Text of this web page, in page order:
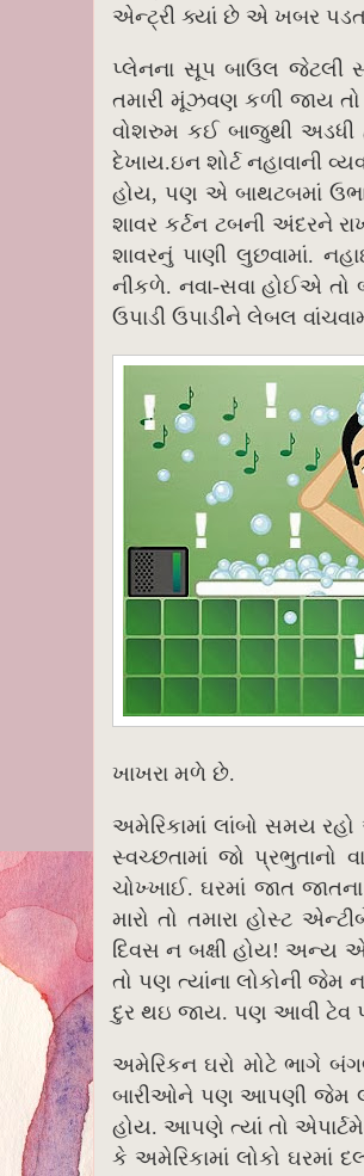
એન્ટ્રી ક્યાં છે એ ખબર
પ્લેનના સૂપ બાઉલ જેટલી
તમારી મૂંઝવણ કળી જાય
વોશરુમ કઈ બાજુથી
દેખાય.ઇન શોર્ટ નહાવાની
હોય, પણ એ બાથટબમાં ઉભા
શાવર કર્ટન ટબની અંદરને
શાવરનું પાણી લુછવામાં.
નીકળે. નવા-સવા હોઈએ
ઉપાડી ઉપાડીને લેબલ
ખાખરા મળે છે.
અમેરિકામાં લાંબો સમય
સ્વચ્છતામાં જો પ્રભુતાનો
ચોખ્ખાઈ. ઘરમાં જાત
મારો તો તમારા હોસ્ટ
દિવસ ન બક્ષી હોય! અન્ય
તો પણ ત્યાંના લોકોની
દુર થઇ જાય. પણ આવી ટેવ
અમેરિકન ઘરો મોટે ભાગે
બારીઓને પણ આપણી જેમ
હોય. આપણે ત્યાં તો
કે અમેરિકામાં લોકો ઘરમાં